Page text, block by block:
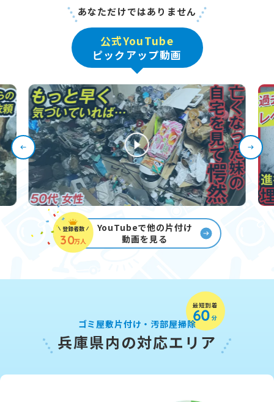
あなただけではありません
公式YouTube
ピックアップ動画
登録者数
30万人
YouTubeで他の片付け
動画を見る
ゴミ屋敷片付け・汚部屋掃除
兵庫県内の対応エリア